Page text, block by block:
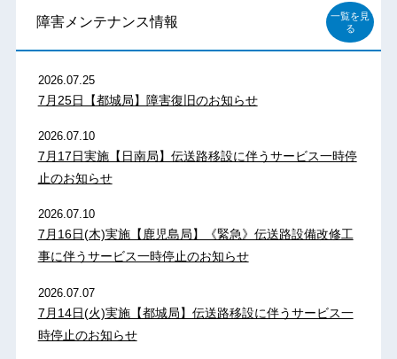
障害メンテナンス情報
一覧を見
る
2026.07.25
7月25日【都城局】障害復旧のお知らせ
2026.07.10
7月17日実施【日南局】伝送路移設に伴うサービス一時停
止のお知らせ
2026.07.10
7月16日(木)実施【鹿児島局】《緊急》伝送路設備改修工
事に伴うサービス一時停止のお知らせ
2026.07.07
7月14日(火)実施【都城局】伝送路移設に伴うサービス一
時停止のお知らせ